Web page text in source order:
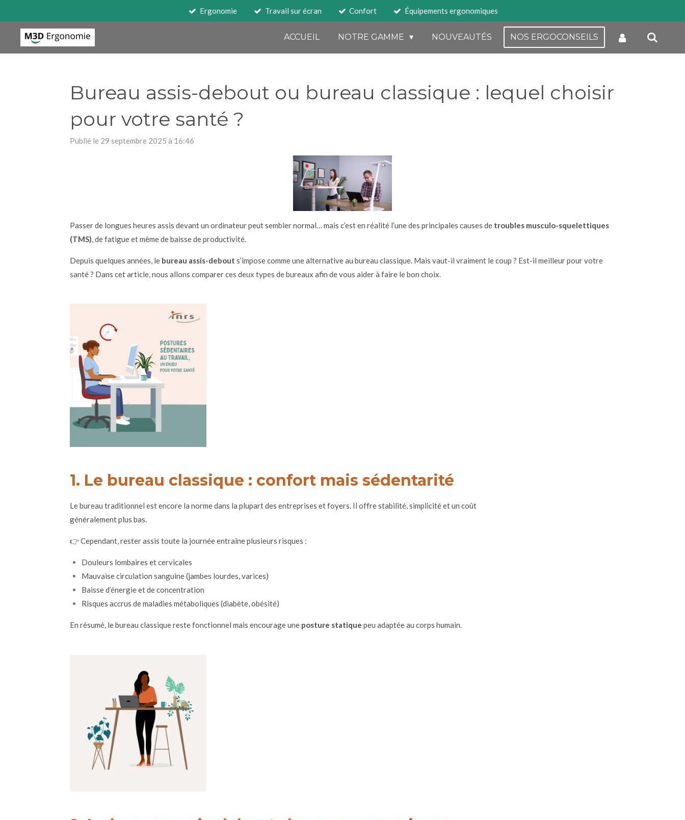
contenu
principal
Ergonomie Travail sur écran Confort Équipements ergonomiques
ACCUEIL NOTRE GAMME NOUVEAUTÉS NOS ERGOCONSEILS
Bureau assis-debout ou bureau classique : lequel choisir
pour votre santé ?
Publié le 29 septembre 2025 à 16:46
Passer de longues heures assis devant un ordinateur peut sembler normal… mais c’est en réalité l’une des principales causes de troubles musculo-squelettiques
(TMS), de fatigue et même de baisse de productivité.
Depuis quelques années, le bureau assis-debout s’impose comme une alternative au bureau classique. Mais vaut-il vraiment le coup ? Est-il meilleur pour votre
santé ? Dans cet article, nous allons comparer ces deux types de bureaux afin de vous aider à faire le bon choix.
1. Le bureau classique : confort mais sédentarité
Le bureau traditionnel est encore la norme dans la plupart des entreprises et foyers. Il offre stabilité, simplicité et un coût
généralement plus bas.
👉 Cependant, rester assis toute la journée entraîne plusieurs risques :
Douleurs lombaires et cervicales
Mauvaise circulation sanguine (jambes lourdes, varices)
Baisse d’énergie et de concentration
Risques accrus de maladies métaboliques (diabète, obésité)
En résumé, le bureau classique reste fonctionnel mais encourage une posture statique peu adaptée au corps humain.